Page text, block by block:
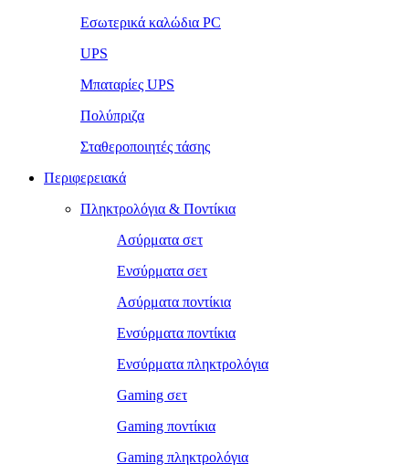
Εσωτερικά καλώδια PC
UPS
Μπαταρίες UPS
Πολύπριζα
Σταθεροποιητές τάσης
Περιφερειακά
Πληκτρολόγια & Ποντίκια
Ασύρματα σετ
Ενσύρματα σετ
Ασύρματα ποντίκια
Ενσύρματα ποντίκια
Ενσύρματα πληκτρολόγια
Gaming σετ
Gaming ποντίκια
Gaming πληκτρολόγια